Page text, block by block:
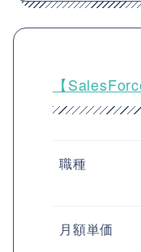
【
職種
月額単価